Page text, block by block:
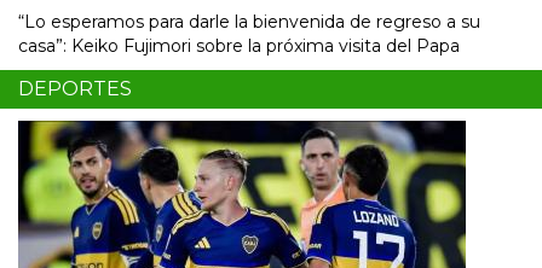
“Lo esperamos para darle la bienvenida de regreso a su
casa”: Keiko Fujimori sobre la próxima visita del Papa
DEPORTES